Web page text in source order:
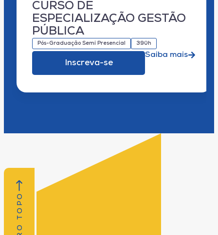
CURSO DE
ESPECIALIZAÇÃO GESTÃO
PÚBLICA
Pós-Graduação Semi Presencial 390h
Inscreva-se
Saiba mais